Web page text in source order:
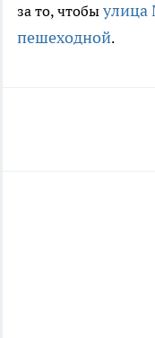
за то, чтобы улица
пешеходной.